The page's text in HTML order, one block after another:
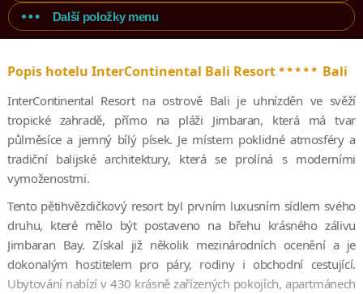
Další položky menu
Popis hotelu InterContinental Bali Resort***** Bali
InterContinental Resort na ostrově Bali je uhnízděn ve svěží
tropické zahradě, přímo na pláži Jimbaran, která má tvar
půlměsíce a jemný bílý písek. Je místem poklidné atmosféry a
tradiční balijské architektury, která se prolíná s moderními
vymoženostmi.
Tento pětihvězdičkový resort byl prvním luxusním sídlem svého
druhu, které mělo být postaveno na břehu krásného zálivu
Jimbaran Bay. Získal již několik mezinárodních ocenění a je
dokonalým hostitelem pro páry, rodiny i obchodní cestující.
Ubytování nabízí v 430 krásně zařízených pokojích, apartmánech